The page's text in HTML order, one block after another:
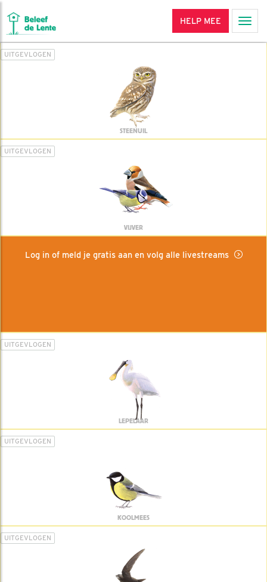
HELP MEE
UITGEVLOGEN
STEENUIL
UITGEVLOGEN
VIJVER
Log in of meld je gratis aan en volg alle livestreams
UITGEVLOGEN
LEPELAAR
UITGEVLOGEN
KOOLMEES
UITGEVLOGEN